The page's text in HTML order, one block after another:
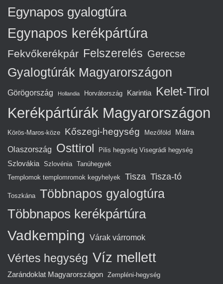
Egynapos gyalogtúra
Egynapos kerékpártúra
Fekvőkerékpár Felszerelés Gerecse
Gyalogtúrák Magyarországon
Görögország Hollandia Horvátország Karintia Kelet-Tirol
Kerékpártúrák Magyarországon
Körös-Maros-köze Kőszegi-hegység Mezőföld Mátra
Olaszország Osttirol Pilis hegység Visegrádi hegység
Szlovákia Szlovénia Tanúhegyek
Templomok templomromok kegyhelyek Tisza Tisza-tó
Toszkána Többnapos gyalogtúra
Többnapos kerékpártúra
Vadkemping Várak várromok
Vértes hegység Víz mellett
Zarándoklat Magyarországon Zempléni-hegység